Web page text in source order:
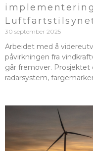
30 september 2025
Arbeidet med å
påvirkningen fra
går fremover.
radarsystem,